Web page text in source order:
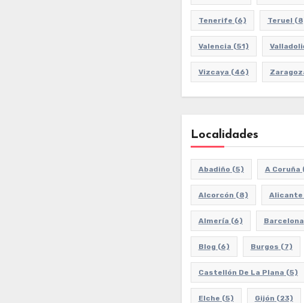
Tenerife (6) Teruel
Valencia (51)
Vizcaya (46)
Localidades
Abadiño (5) A Coruña
Alcorcón (8)
Almería (6) Barcelona
Blog (6) Burgos (7)
Castellón De La Plana (5)
Elche (5) Gijón (23)